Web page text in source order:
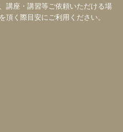
講座・講習等ご依頼いただける場
く際目安にご利用ください。